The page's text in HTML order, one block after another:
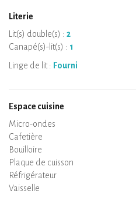
Literie
Lit(s) double(s) : 2
Canapé(s)-lit(s) : 1
Linge de lit : Fourni
Espace cuisine
Micro-ondes
Cafetière
Bouilloire
Plaque de cuisson
Four
Réfrigérateur
Vaisselle